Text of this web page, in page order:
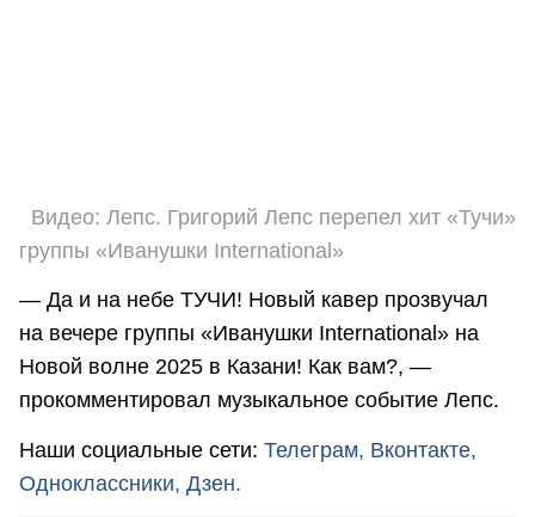
Видео: Лепс. Григорий Лепс перепел хит «Тучи»
группы «Иванушки International»
— Да и на небе ТУЧИ! Новый кавер прозвучал
на вечере группы «Иванушки International» на
Новой волне 2025 в Казани! Как вам?, —
прокомментировал музыкальное событие Лепс.
Наши социальные сети: Телеграм, Вконтакте,
Одноклассники, Дзен.